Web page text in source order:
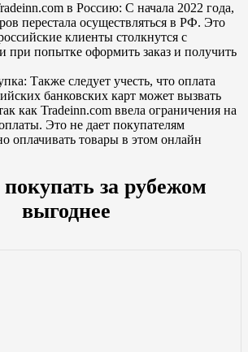
в Россию: С начала 2022 года,
перестала осуществляться в РФ. Это
клиенты столкнутся с
при попытке оформить заказ и получить
Также следует учесть, что оплата
банковских карт может вызвать
как Tradeinn.com ввела ограничения на
Это не дает покупателям
оплачивать товары в этом онлайн
за рубежом
выгоднее